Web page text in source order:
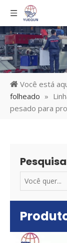
Você está
folheado »
pesado para